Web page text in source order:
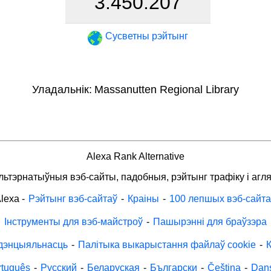
Сусветны рэйтынг
Уладальнік: Massanutten Regional Library
Alexa Rank Alternative
вэб-сайты, падобныя, рэйтынг трафіку і
- Рэйтынг вэб-сайтаў - Краіны - 100 лепшых вэб-
Інструменты для вэб-майстроў - Пашырэнні для браўзэра
- Палітыка выкарыстання файлаў cookie -
- Русский - Беларуская - Български - Čeština -